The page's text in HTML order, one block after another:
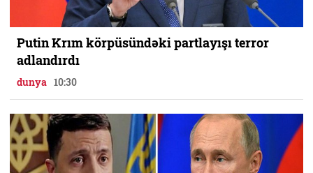
Putin Krım körpüsündəki partlayışı terror
adlandırdı
dunya 10:30